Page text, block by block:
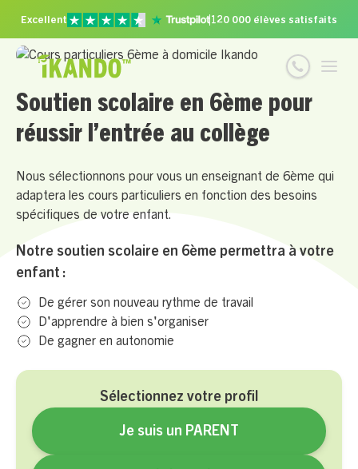
Excellent 120 000 élèves satisfaits
Soutien scolaire en 6ème pour
réussir l’entrée au collège
Nous sélectionnons pour vous un enseignant de 6ème qui
adaptera les cours particuliers en fonction des besoins
spécifiques de votre enfant.
Notre soutien scolaire en 6ème permettra à votre
enfant :
De gérer son nouveau rythme de travail
D'apprendre à bien s'organiser
De gagner en autonomie
Sélectionnez votre profil
Je suis un PARENT